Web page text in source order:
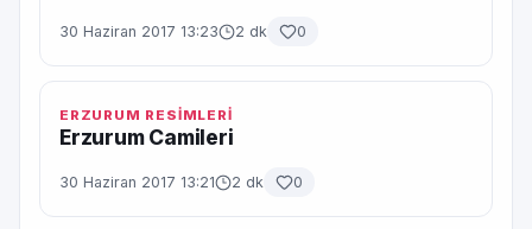
30 Haziran 2017 13:23 2 dk 0
ERZURUM RESİMLERİ
Erzurum Camileri
30 Haziran 2017 13:21 2 dk 0